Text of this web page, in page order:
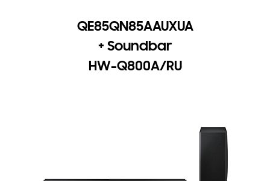
QE85QN85AAUXUA
+ Soundbar
HW-Q800A/RU